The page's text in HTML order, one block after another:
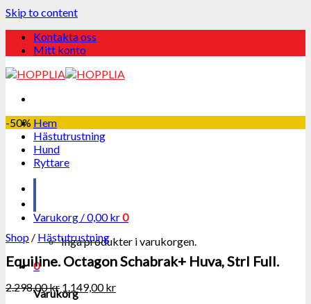
Skip to content
Kontakta oss
Mitt konto
Hem
Hästutrustning
Hund
Ryttare
Varukorg /0,00kr0
Inga produkter i varukorgen.
0
Varukorg
-50%
Shop / Hästutrustning
Equiline. Octagon Schabrak+ Huva, Strl Full.
2.298,00kr 1.149,00kr